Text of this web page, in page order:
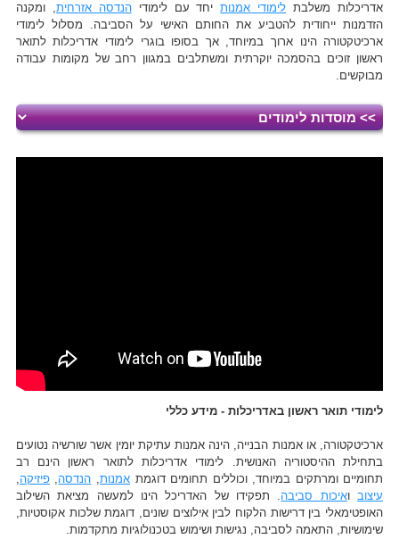
אדריכלות משלבת לימודי אמנותיחד עם לימודיהנדסה אזרחית, ומקנה
הזדמנות ייחודית להטביע את החותם האישי על הסביבה. מסלול לימודי
ארכיטקטורה הינו ארוך במיוחד, אך בסופו בוגרי לימודי אדריכלות לתואר
ראשון זוכים בהסמכה יוקרתית ומשתלבים במגוון רחב של מקומות עבודה
מבוקשים.
לימודי תואר ראשון באדריכלות - מידע כללי
ארכיטקטורה, או אמנות הבנייה, הינה אמנות עתיקת יומין אשר שורשיה נטועים
בתחילת ההיסטוריה האנושית. לימודי אדריכלות לתואר ראשון הינם רב
תחומיים ומרתקים במיוחד, וכוללים תחומים דוגמתאמנות הנדסה ,פיזיקה
עיצובואיכות סביבה . תפקידו של האדריכל הינו למעשה מציאת השילוב
האופטימאלי בין דרישות הלקוח לבין אילוצים שונים, דוגמת שלכות אקוסטיות,
שימושיות, התאמה לסביבה, נגישות ושימוש בטכנולוגיות מתקדמות.